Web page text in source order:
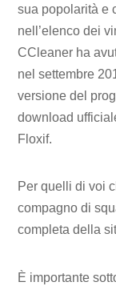
sua popolarità e
nell’elenco dei
CCleaner ha
nel settembre
versione del
download
Floxif.
Per quelli di voi
compagno di
completa della
È importante